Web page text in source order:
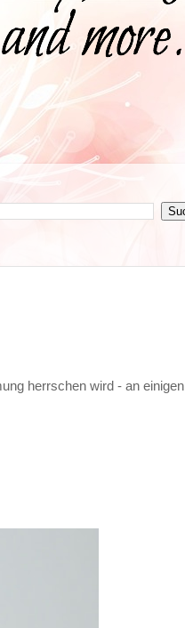
herrschen wird - an einigen